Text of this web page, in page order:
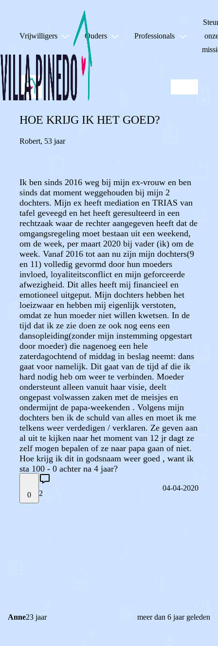
Vrijwilligers Ouders Professionals
HOE KRIJG IK HET GOED?
Robert, 53 jaar
Ik ben sinds 2016 weg bij mijn ex-vrouw en ben
sinds dat moment weggehouden bij mijn 2
dochters. Mijn ex heeft mediation en TRIAS van
tafel geveegd en het heeft geresulteerd in een
rechtzaak waar de rechter aangegeven heeft dat de
omgangsregeling moet bestaan uit een weekend,
om de week, per maart 2020 bij vader (ik) om de
week. Vanaf 2016 tot aan nu zijn mijn dochters(9
en 11) volledig gevormd door hun moeders
invloed, loyaliteitsconflict en mijn geforceerde
afwezigheid. Dit alles heeft mij financieel en
emotioneel uitgeput. Mijn dochters hebben het
loeizwaar en hebben mij eigenlijk verstoten,
omdat ze hun moeder niet willen kwetsen. In de
tijd dat ik ze zie doen ze ook nog eens een
dansopleiding(zonder mijn instemming opgestart
door moeder) die nagenoeg een hele
zaterdagochtend of middag in beslag neemt: dans
gaat voor namelijk. Dit gaat van de tijd af die ik
hard nodig heb om weer te verbinden. Moeder
ondersteunt alleen vanuit haar visie, deelt
ongepast volwassen zaken met de meisjes en
ondermijnt de papa-weekenden . Volgens mijn
dochters ben ik de schuld van alles en moet ik me
telkens weer verdedigen / verklaren. Ze geven aan
al uit te kijken naar het moment van 12 jr dagt ze
zelf mogen bepalen of ze naar papa gaan of niet.
Hoe krijg ik dit in godsnaam weer goed , want ik
sta 100 - 0 achter na 4 jaar?
0 2
04-04-2020
Anne23 jaar meer dan 6 jaar geleden